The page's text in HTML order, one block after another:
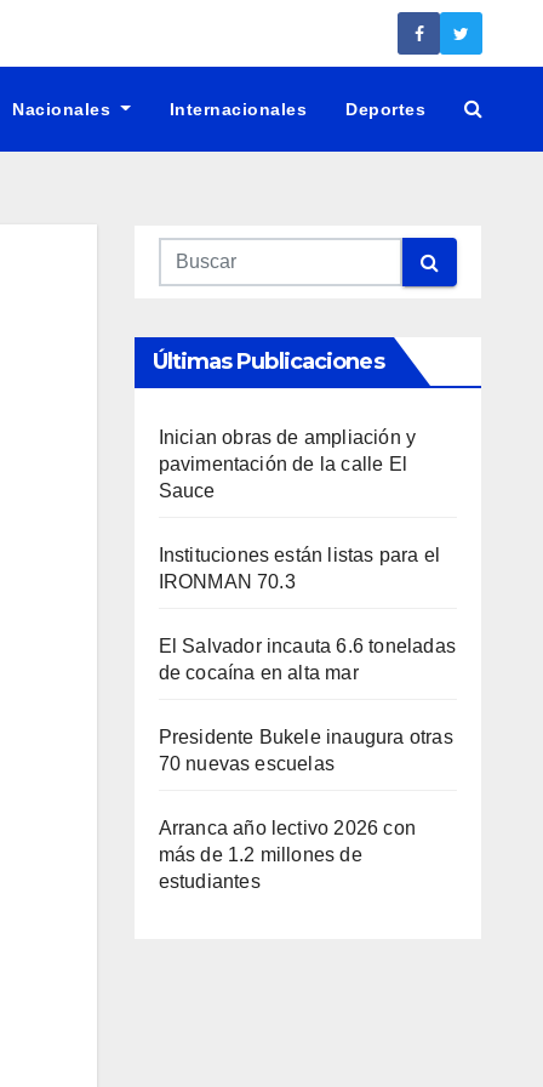
Nacionales Internacionales Deportes
Últimas Publicaciones
Inician obras de ampliación y
pavimentación de la calle El
Sauce
Instituciones están listas para el
IRONMAN 70.3
El Salvador incauta 6.6 toneladas
de cocaína en alta mar
Presidente Bukele inaugura otras
70 nuevas escuelas
Arranca año lectivo 2026 con
más de 1.2 millones de
estudiantes